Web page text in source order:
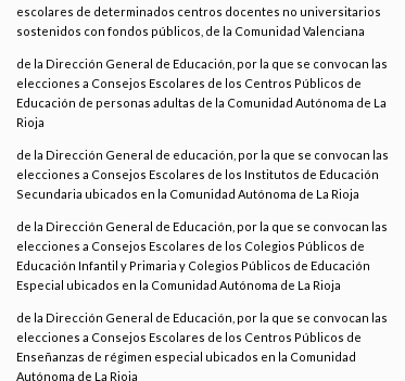
escolares de determinados centros docentes no universitarios
sostenidos con fondos públicos, de la Comunidad Valenciana
de la Dirección General de Educación, por la que se convocan las
elecciones a Consejos Escolares de los Centros Públicos de
Educación de personas adultas de la Comunidad Autónoma de La
Rioja
de la Dirección General de educación, por la que se convocan las
elecciones a Consejos Escolares de los Institutos de Educación
Secundaria ubicados en la Comunidad Autónoma de La Rioja
de la Dirección General de Educación, por la que se convocan las
elecciones a Consejos Escolares de los Colegios Públicos de
Educación Infantil y Primaria y Colegios Públicos de Educación
Especial ubicados en la Comunidad Autónoma de La Rioja
de la Dirección General de Educación, por la que se convocan las
elecciones a Consejos Escolares de los Centros Públicos de
Enseñanzas de régimen especial ubicados en la Comunidad
Autónoma de La Rioja